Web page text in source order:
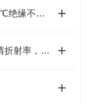
八光HAKKO「氧化镁核芯加热棒」—1600℃绝缘不衰减，工业热控安全天花板
HOYA豪雅「高折射光学引擎」—2.0超高清折射率，重新定义成像极限！